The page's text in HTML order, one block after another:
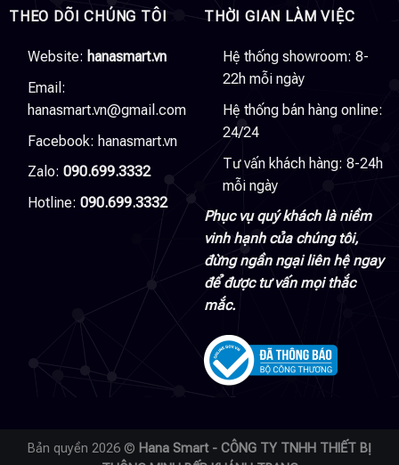
THEO DÕI CHÚNG TÔI
Website: hanasmart.vn
Email:
hanasmart.vn@gmail.com
Facebook: hanasmart.vn
Zalo: 090.699.3332
Hotline: 090.699.3332
THỜI GIAN LÀM VIỆC
Hệ thống showroom: 8-
22h mỗi ngày
Hệ thống bán hàng online:
24/24
Tư vấn khách hàng: 8-24h
mỗi ngày
Phục vụ quý khách là niềm
vinh hạnh của chúng tôi,
đừng ngần ngại liên hệ ngay
để được tư vấn mọi thắc
mắc.
Bản quyền 2026 © Hana Smart - CÔNG TY TNHH THIẾT BỊ